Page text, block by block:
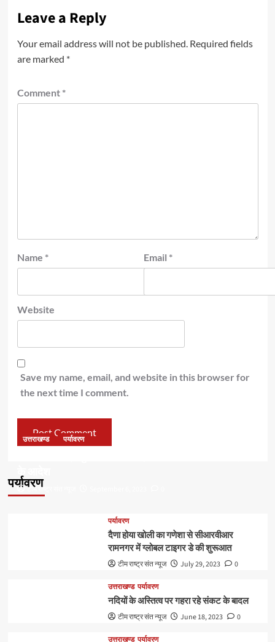
Leave a Reply
Your email address will not be published. Required fields
are marked *
Comment *
Name * Email *
Website
Save my name, email, and website in this browser for
the next time I comment.
पर्यावरण
उत्तराखण्ड पर्यावरण
के आदेश
टीम राष्ट्र संत न्यूज
पर्यावरण
दैणा होया खोली का गणेशा से सीआरवीआर
रामनगर में ग्लोबल टाइगर डे की शुरूआत
टीम राष्ट्र संत न्यूज July 29, 2023 0
उत्तराखण्ड पर्यावरण
नदियों के अस्तित्व पर गहरा रहे संकट के बादल
टीम राष्ट्र संत न्यूज June 18, 2023 0